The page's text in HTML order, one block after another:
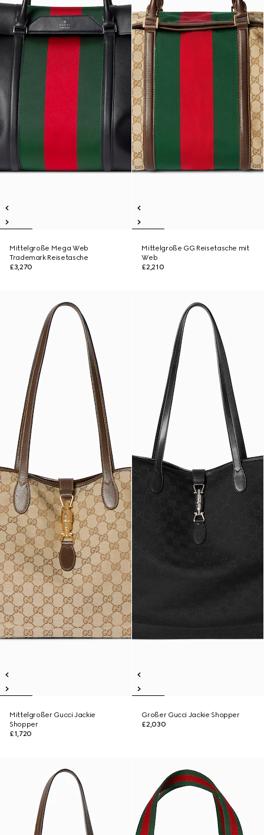
Mittelgroße Mega Web
Trademark Reisetasche
£3,270
Mittelgroße GG Reisetasche mit
Web
£2,210
Mittelgroßer Gucci Jackie
Shopper
£1,720
Großer Gucci Jackie Shopper
£2,030